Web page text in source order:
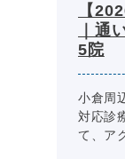
【
｜通
5院
小倉周
対応診
て、ア